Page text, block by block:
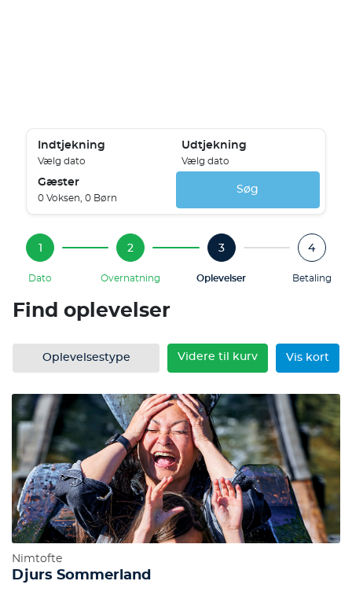
Indtjekning
Vælg dato
Udtjekning
Vælg dato
Gæster
0 Voksen, 0 Børn
Søg
Dato
2
Overnatning
3
Oplevelser
4
Betaling
Find oplevelser
Oplevelsestype Videre til kurv Vis kort
Nimtofte
Djurs Sommerland